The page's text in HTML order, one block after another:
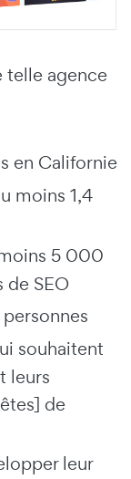
telle agence
en Californie
moins 1,4
5 000
de SEO
souhaitent
leurs
de
leur